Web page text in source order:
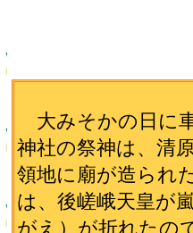
大みそかの日に
神社の祭神は、清
領地に廟が造られ
は、後嵯峨天皇が
がえ）が折れたの